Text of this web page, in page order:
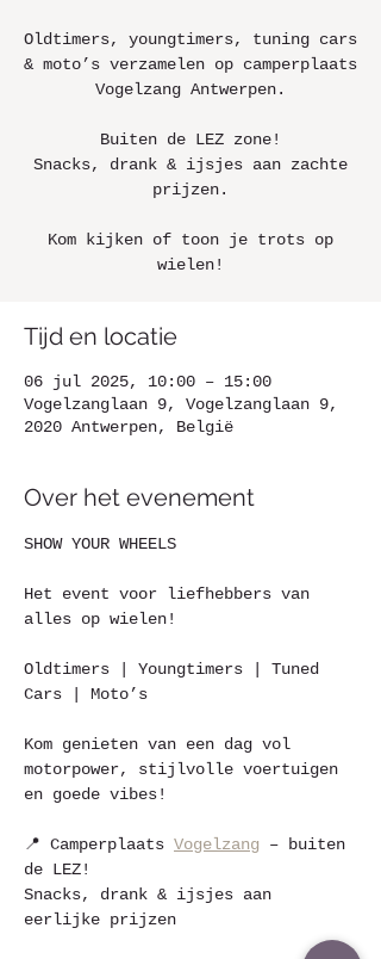
Oldtimers, youngtimers, tuning cars
& moto’s verzamelen op camperplaats
Vogelzang Antwerpen.
Buiten de LEZ zone!
Snacks, drank & ijsjes aan zachte
prijzen.
Kom kijken of toon je trots op
wielen!
Tijd en locatie
06 jul 2025, 10:00 – 15:00
Vogelzanglaan 9, Vogelzanglaan 9,
2020 Antwerpen, België
Over het evenement
SHOW YOUR WHEELS
Het event voor liefhebbers van
alles op wielen!
Oldtimers | Youngtimers | Tuned
Cars | Moto’s
Kom genieten van een dag vol
motorpower, stijlvolle voertuigen
en goede vibes!
📍 Camperplaats Vogelzang – buiten
de LEZ!
Snacks, drank & ijsjes aan
eerlijke prijzen